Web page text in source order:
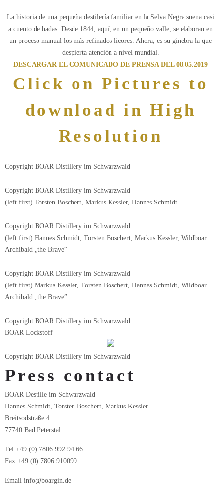
La historia de una pequeña destilería familiar en la Selva Negra suena casi
a cuento de hadas: Desde 1844, aquí, en un pequeño valle, se elaboran en
un proceso manual los más refinados licores. Ahora, es su ginebra la que
despierta atención a nivel mundial.
DESCARGAR EL COMUNICADO DE PRENSA DEL 08.05.2019
Click on Pictures to
download in High
Resolution
Copyright BOAR Distillery im Schwarzwald
Copyright BOAR Distillery im Schwarzwald
(left first) Torsten Boschert, Markus Kessler, Hannes Schmidt
Copyright BOAR Distillery im Schwarzwald
(left first) Hannes Schmidt, Torsten Boschert, Markus Kessler, Wildboar
Archibald „the Brave“
Copyright BOAR Distillery im Schwarzwald
(left first) Markus Kessler, Torsten Boschert, Hannes Schmidt, Wildboar
Archibald „the Brave”
Copyright BOAR Distillery im Schwarzwald
BOAR Lockstoff
Copyright BOAR Distillery im Schwarzwald
Press contact
BOAR Destille im Schwarzwald
Hannes Schmidt, Torsten Boschert, Markus Kessler
Breitsodstraße 4
77740 Bad Peterstal
Tel +49 (0) 7806 992 94 66
Fax +49 (0) 7806 910099
Email info@boargin.de